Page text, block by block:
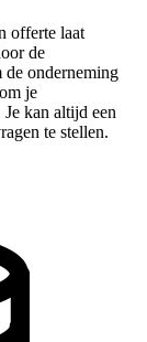
offerte laat
de
onderneming
je
kan altijd een
te stellen.